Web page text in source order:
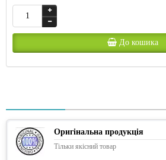
До кошика
Оригінальна продукція
Тільки якісний товар